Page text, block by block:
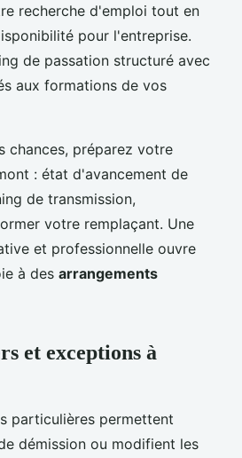
recherche d'emploi tout en
pour l'entreprise.
de passation structuré avec
aux formations de vos
chances, préparez votre
: état d'avancement de
de transmission,
votre remplaçant. Une
et professionnelle ouvre
à des arrangements
et exceptions à
particulières permettent
démission ou modifient les